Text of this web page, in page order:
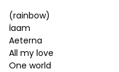
(rainbow)
İaam
Aeterna
All my love
One world